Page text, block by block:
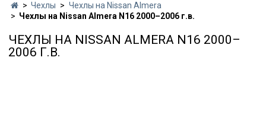
Чехлы
Чехлы на Nissan Almera
Чехлы на Nissan Almera N16 2000–2006 г.в.
ЧЕХЛЫ НА NISSAN ALMERA N16 2000–
2006 Г.В.